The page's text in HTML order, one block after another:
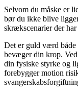
Selvom du måske er
bør du ikke blive
skrækscenarier der
Det er guld værd
bevæger din krop.
din fysiske styrke og
forebygger motion